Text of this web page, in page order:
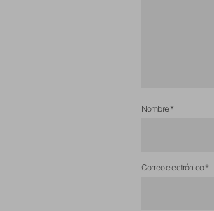
Nombre*
Correo electrónico*